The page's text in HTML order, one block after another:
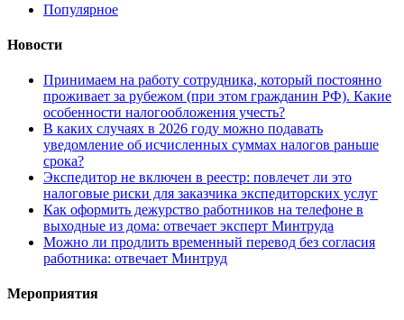
Популярное
Новости
Принимаем на работу сотрудника, который постоянно
проживает за рубежом (при этом гражданин РФ). Какие
особенности налогообложения учесть?
В каких случаях в 2026 году можно подавать
уведомление об исчисленных суммах налогов раньше
срока?
Экспедитор не включен в реестр: повлечет ли это
налоговые риски для заказчика экспедиторских услуг
Как оформить дежурство работников на телефоне в
выходные из дома: отвечает эксперт Минтруда
Можно ли продлить временный перевод без согласия
работника: отвечает Минтруд
Мероприятия